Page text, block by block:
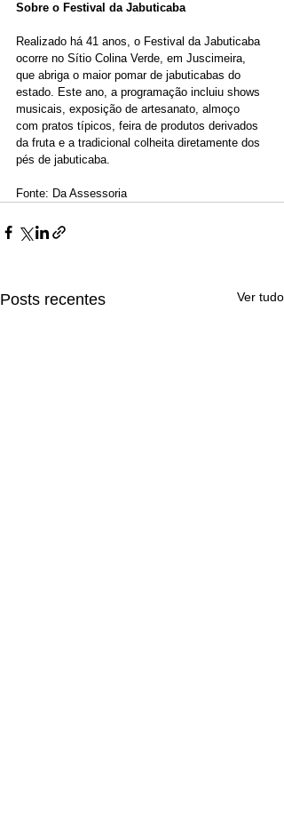
Sobre o Festival da Jabuticaba
Realizado há 41 anos, o Festival da Jabuticaba
ocorre no Sítio Colina Verde, em Juscimeira,
que abriga o maior pomar de jabuticabas do
estado. Este ano, a programação incluiu shows
musicais, exposição de artesanato, almoço
com pratos típicos, feira de produtos derivados
da fruta e a tradicional colheita diretamente dos
pés de jabuticaba.
Fonte: Da Assessoria
Posts recentes Ver tudo